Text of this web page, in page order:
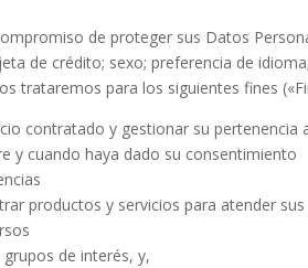
compromiso de proteger sus Datos
de crédito; sexo; preferencia de
trataremos para los siguientes fines
contratado y gestionar su
y cuando haya dado su consentimiento
productos y servicios para atender sus
de interés, y,